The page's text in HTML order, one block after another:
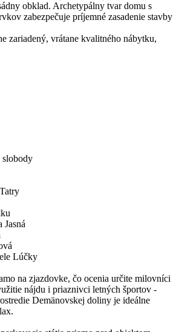
obklad. Archetypálny tvar domu s
zabezpečuje príjemné zasadenie stavby
zariadený, vrátane kvalitného nábytku,
slobody
Jasná
Lúčky
na zjazdovke, čo ocenia určite milovníci
nájdu i priaznivci letných športov -
Demänovskej doliny je ideálne